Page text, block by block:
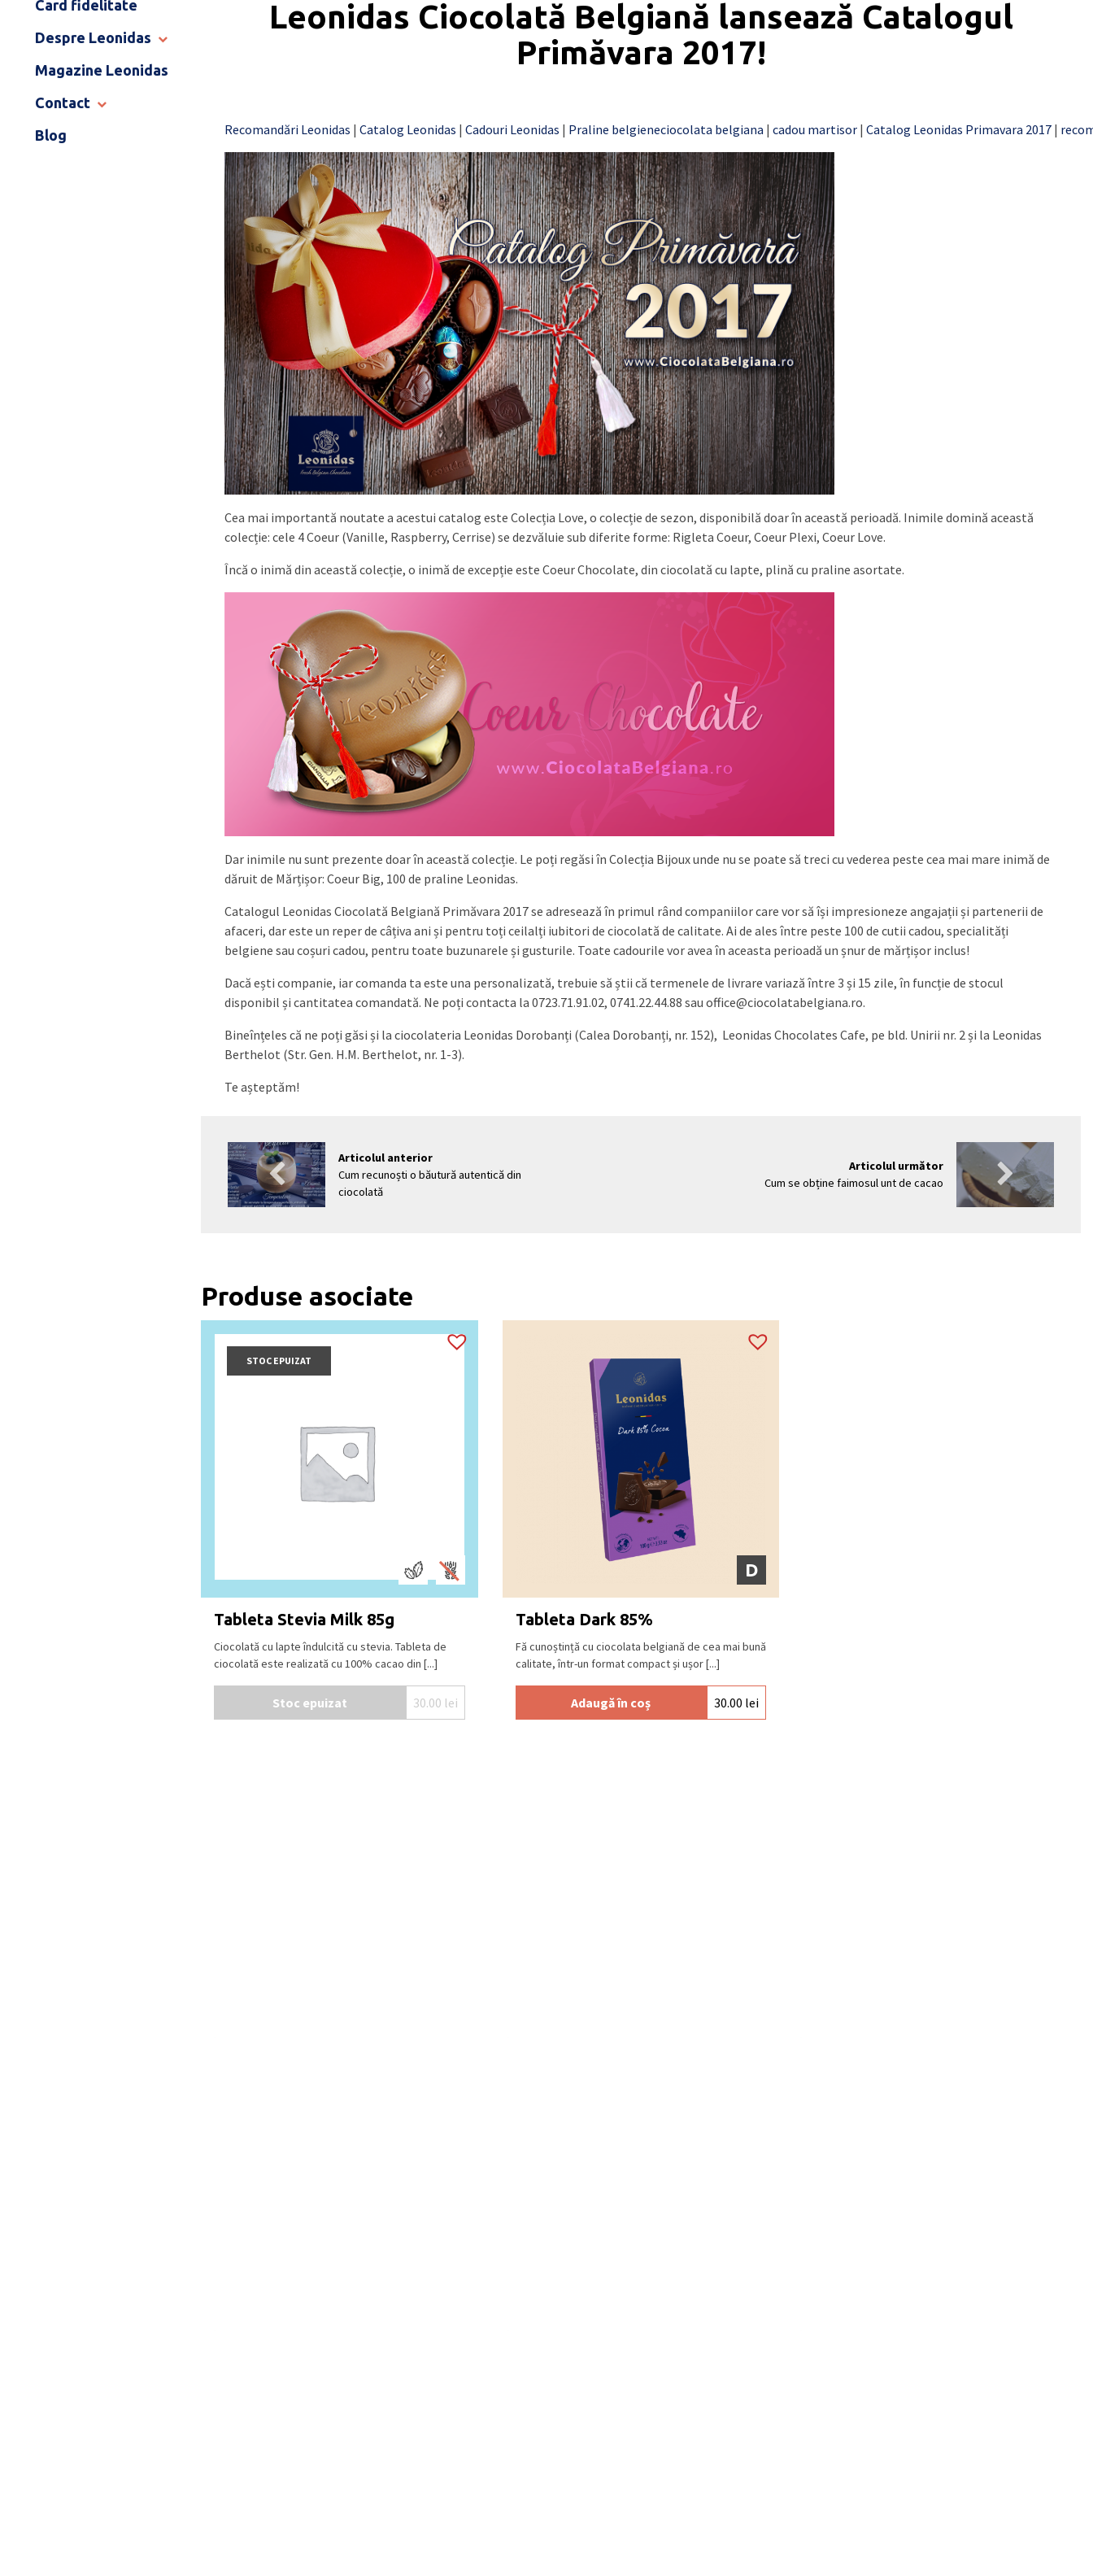
BĂUTURI FINE
Card fidelitate
Despre Leonidas
POVESTEA LEONIDAS
GAMA DE PRALINE
CATALOG PAȘTE 2026
Magazine Leonidas
Contact
MAGAZINE LEONIDAS
Blog
Leonidas Ciocolată Belgiană lansează Catalogul
Primăvara 2017!
Recomandări Leonidas | Catalog Leonidas | Cadouri Leonidas | Praline belgieneciocolata belgiana | cadou martisor | Catalog Leonidas Primavara 2017 |
Cea mai importantă noutate a acestui catalog este Colecția Love, o colecție de sezon, disponibilă doar în această perioadă. Inimile domină această
colecție: cele 4 Coeur (Vanille, Raspberry, Cerrise) se dezvăluie sub diferite forme: Rigleta Coeur, Coeur Plexi, Coeur Love.
Încă o inimă din această colecție, o inimă de excepție este Coeur Chocolate, din ciocolată cu lapte, plină cu praline asortate.
Dar inimile nu sunt prezente doar în această colecție. Le poți regăsi în Colecția Bijoux unde nu se poate să treci cu vederea peste cea mai mare inimă de
dăruit de Mărțișor: Coeur Big, 100 de praline Leonidas.
Catalogul Leonidas Ciocolată Belgiană Primăvara 2017 se adresează în primul rând companiilor care vor să își impresioneze angajații și partenerii de
afaceri, dar este un reper de câțiva ani și pentru toți ceilalți iubitori de ciocolată de calitate. Ai de ales între peste 100 de cutii cadou, specialități
belgiene sau coșuri cadou, pentru toate buzunarele și gusturile. Toate cadourile vor avea în aceasta perioadă un șnur de mărțișor inclus!
Dacă ești companie, iar comanda ta este una personalizată, trebuie să știi că termenele de livrare variază între 3 și 15 zile, în funcție de stocul
disponibil și cantitatea comandată. Ne poți contacta la 0723.71.91.02, 0741.22.44.88 sau office@ciocolatabelgiana.ro.
Bineînțeles că ne poți găsi și la ciocolateria Leonidas Dorobanți (Calea Dorobanți, nr. 152), Leonidas Chocolates Cafe, pe bld. Unirii nr. 2 și la Leonidas
Berthelot (Str. Gen. H.M. Berthelot, nr. 1-3).
Te așteptăm!
Post navigation
Articolul anterior
Cum recunoști o băutură autentică din
ciocolată
Articolul următor
Cum se obține faimosul unt de cacao
Produse asociate
STOC EPUIZAT
Tableta Stevia Milk 85g
Ciocolată cu lapte îndulcită cu stevia. Tableta de
ciocolată este realizată cu 100% cacao din [...]
Stoc epuizat 30.00 lei
D
Tableta Dark 85%
Fă cunoștință cu ciocolata belgiană de cea mai bună
calitate, într-un format compact și ușor [...]
Adaugă în coș 30.00 lei